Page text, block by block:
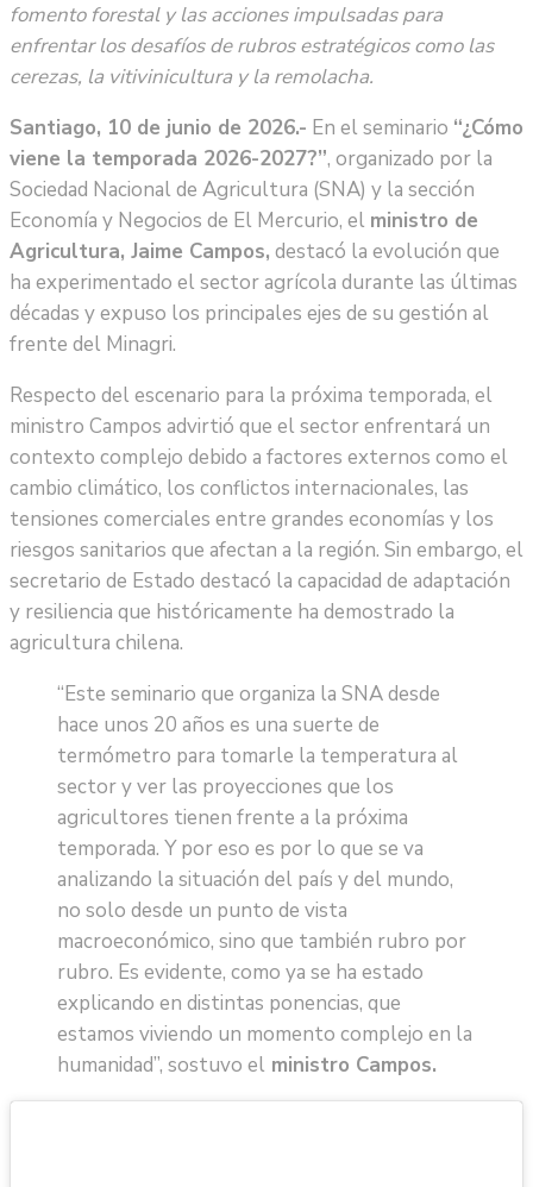
fomento forestal y las acciones impulsadas para
enfrentar los desafíos de rubros estratégicos como las
cerezas, la vitivinicultura y la remolacha.
Santiago, 10 de junio de 2026.- En el seminario “¿Cómo
viene la temporada 2026-2027?”, organizado por la
Sociedad Nacional de Agricultura (SNA) y la sección
Economía y Negocios de El Mercurio, el ministro de
Agricultura, Jaime Campos, destacó la evolución que
ha experimentado el sector agrícola durante las últimas
décadas y expuso los principales ejes de su gestión al
frente del Minagri.
Respecto del escenario para la próxima temporada, el
ministro Campos advirtió que el sector enfrentará un
contexto complejo debido a factores externos como el
cambio climático, los conflictos internacionales, las
tensiones comerciales entre grandes economías y los
riesgos sanitarios que afectan a la región. Sin embargo, el
secretario de Estado destacó la capacidad de adaptación
y resiliencia que históricamente ha demostrado la
agricultura chilena.
“Este seminario que organiza la SNA desde
hace unos 20 años es una suerte de
termómetro para tomarle la temperatura al
sector y ver las proyecciones que los
agricultores tienen frente a la próxima
temporada. Y por eso es por lo que se va
analizando la situación del país y del mundo,
no solo desde un punto de vista
macroeconómico, sino que también rubro por
rubro. Es evidente, como ya se ha estado
explicando en distintas ponencias, que
estamos viviendo un momento complejo en la
humanidad”, sostuvo el ministro Campos.